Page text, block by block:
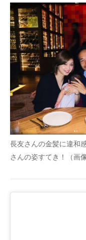
長友さんの金髪に違和
さんの姿すてき！（画